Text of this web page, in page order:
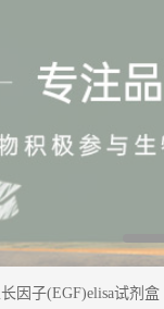
因子(EGF)elisa试剂盒